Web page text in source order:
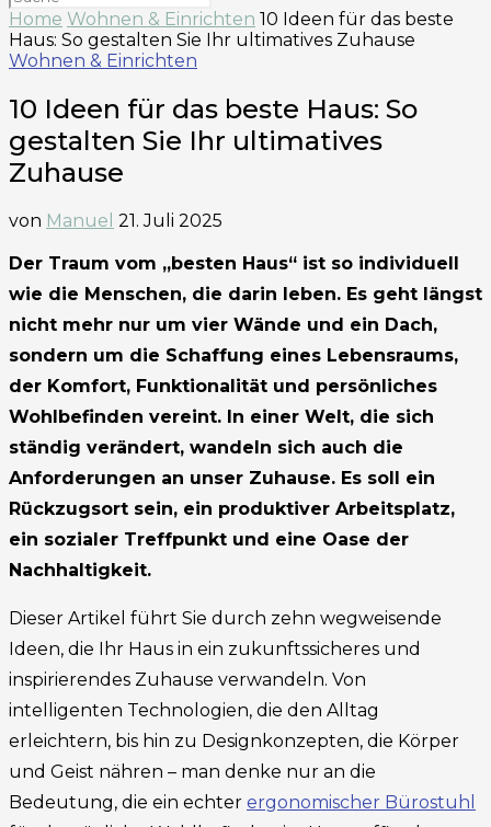
Home Wohnen & Einrichten 10 Ideen für das beste
Haus: So gestalten Sie Ihr ultimatives Zuhause
Wohnen & Einrichten
10 Ideen für das beste Haus: So
gestalten Sie Ihr ultimatives
Zuhause
von Manuel 21. Juli 2025
Der Traum vom „besten Haus“ ist so individuell
wie die Menschen, die darin leben. Es geht längst
nicht mehr nur um vier Wände und ein Dach,
sondern um die Schaffung eines Lebensraums,
der Komfort, Funktionalität und persönliches
Wohlbefinden vereint. In einer Welt, die sich
ständig verändert, wandeln sich auch die
Anforderungen an unser Zuhause. Es soll ein
Rückzugsort sein, ein produktiver Arbeitsplatz,
ein sozialer Treffpunkt und eine Oase der
Nachhaltigkeit.
Dieser Artikel führt Sie durch zehn wegweisende
Ideen, die Ihr Haus in ein zukunftssicheres und
inspirierendes Zuhause verwandeln. Von
intelligenten Technologien, die den Alltag
erleichtern, bis hin zu Designkonzepten, die Körper
und Geist nähren – man denke nur an die
Bedeutung, die ein echter ergonomischer Bürostuhl